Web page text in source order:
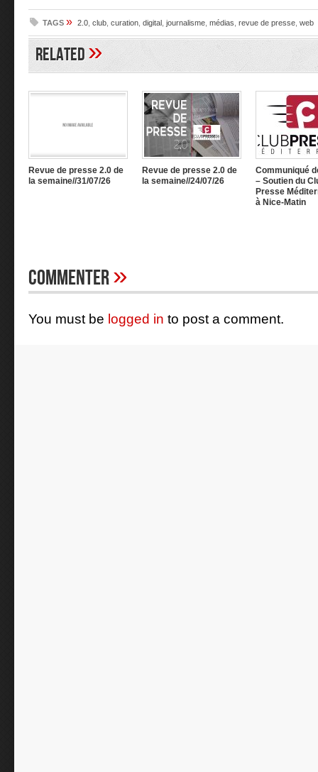
TAGS » 2.0 club curation digital journalisme médias revue de presse web
Related»
Revue de presse 2.0 de
la semaine//31/07/26
Revue de presse 2.0 de
la semaine//24/07/26
Communiqué
– Soutien du
Presse
à Nice-Matin
Commenter»
You must be logged in to post a comment.